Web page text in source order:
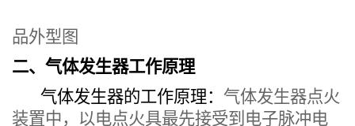
品外型图
二、 气体发生器工作原理
气体发生器的工作原理： 气体发生器点火
装置中，以电点火具最先接受到电子脉冲电